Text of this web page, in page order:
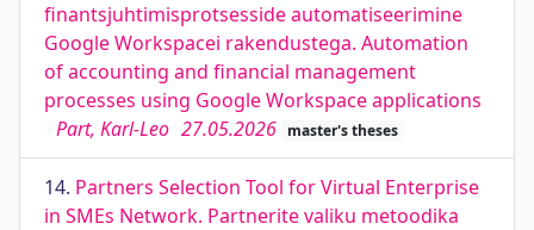
finantsjuhtimisprotsesside automatiseerimine
Google Workspacei rakendustega. Automation
of accounting and financial management
processes using Google Workspace applications
Part, Karl-Leo 27.05.2026 master's theses
14. Partners Selection Tool for Virtual Enterprise
in SMEs Network. Partnerite valiku metoodika